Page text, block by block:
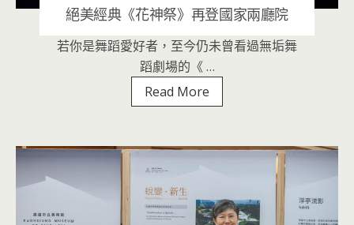
絕美經典《花神祭》再登國家兩廳院
2020 年 10 月 30 日 | 音樂表演
若你是舞蹈愛好者，至今仍未曾看過無垢舞
蹈劇場的《 …
Read More
美
典
祭》